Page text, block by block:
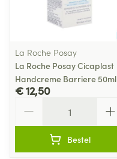
La Roche Posay
La Roche Posay Cicaplast
Handcreme Barriere 50ml
€ 12,50
Bestel